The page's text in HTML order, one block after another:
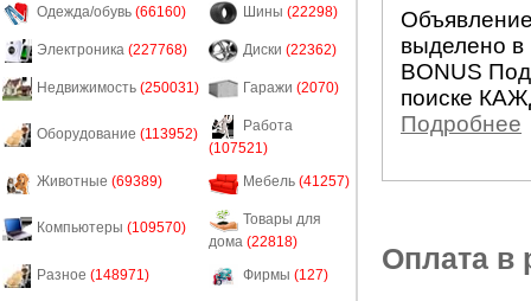
Одежда/обувь (66160) Шины (22298)
Электроника (227768) Диски (22362)
Недвижимость (250031) Гаражи (2070)
Оборудование (113952)
Работа
(107521)
Животные (69389) Мебель (41257)
Компьютеры (109570)
Товары для
дома (22818)
Разное (148971) Фирмы (127)
выделено в
BONUS
поиске
Подробнее
Оплата в